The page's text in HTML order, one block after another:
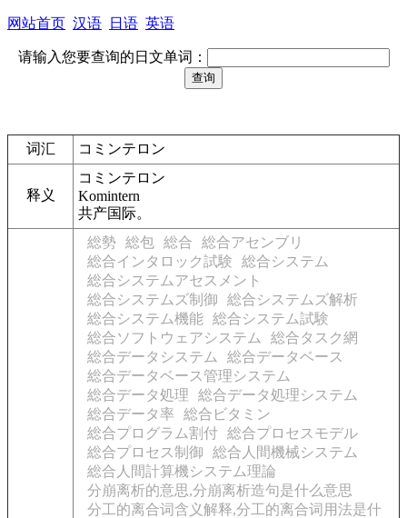
网站首页 汉语 日语 英语
请输入您要查询的日文单词：
词汇 コミンテロン
释义
コミンテロン
Komintern
共产国际。
総勢 総包 総合
総合アセンブリ
総合インタロック試験
総合システム
総合システムアセスメント
総合システムズ制御
総合システムズ解析
総合システム機能 総合システム試験
総合ソフトウェアシステム
総合タスク網
総合データシステム
総合データベース
総合データベース管理システム
総合データ処理
総合データ処理システム
総合データ率
総合ビタミン
総合プログラム割付 総合プロセスモデル
総合プロセス制御
総合人間機械システム
総合人間計算機システム理論
分崩离析的意思,分崩离析造句是什么意思
分工的离合词含义解释,分工的离合词用法是什